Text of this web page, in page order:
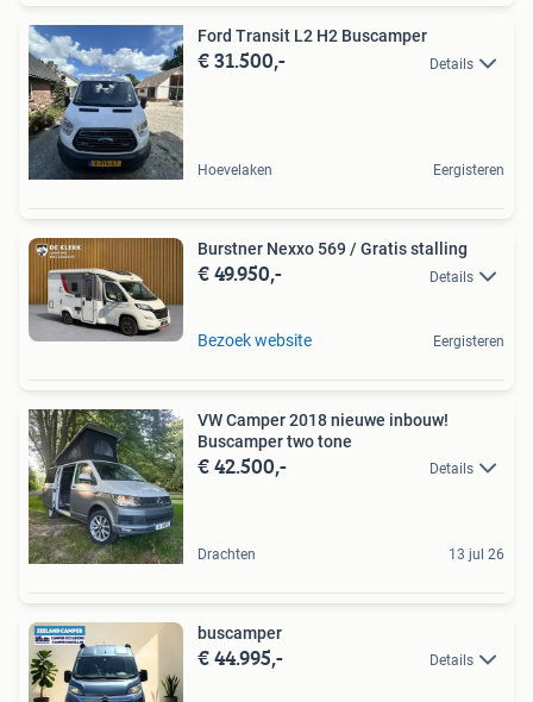
Ford Transit L2 H2 Buscamper
€ 31.500,- Details
Hoevelaken Eergisteren
Burstner Nexxo 569 / Gratis stalling
€ 49.950,- Details
Bezoek website Eergisteren
VW Camper 2018 nieuwe inbouw!
Buscamper two tone
€ 42.500,- Details
Drachten 13 jul 26
buscamper
€ 44.995,- Details